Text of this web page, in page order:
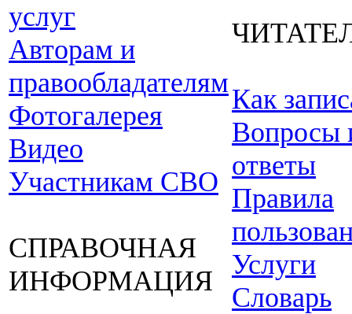
услуг
Авторам и
правообладателям
Фотогалерея
Видео
Участникам СВО
СПРАВОЧНАЯ
ИНФОРМАЦИЯ
Как
Вопросы
ответы
Правила
Услуги
Словарь